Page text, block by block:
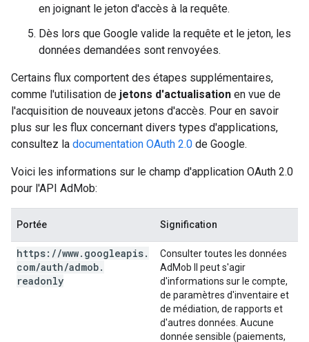
en joignant le jeton d'accès à la requête.
Dès lors que Google valide la requête et le jeton, les
données demandées sont renvoyées.
Certains flux comportent des étapes supplémentaires,
comme l'utilisation de jetons d'actualisation en vue de
l'acquisition de nouveaux jetons d'accès. Pour en savoir
plus sur les flux concernant divers types d'applications,
consultez la documentation OAuth 2.0 de Google.
Voici les informations sur le champ d'application OAuth 2.0
pour l'API AdMob:
Portée Signification
https: //www. googleapis.
com/auth/admob.
readonly
Consulter toutes les données
AdMob Il peut s'agir
d'informations sur le compte,
de paramètres d'inventaire et
de médiation, de rapports et
d'autres données. Aucune
donnée sensible (paiements,